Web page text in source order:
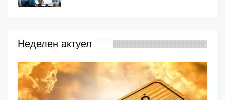
Неделен актуел